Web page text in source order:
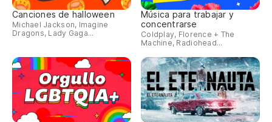
Canciones de halloween
Michael Jackson, Imagine
Dragons, Lady Gaga...
Música para trabajar y
concentrarse
Coldplay, Florence + The
Machine, Radiohead...